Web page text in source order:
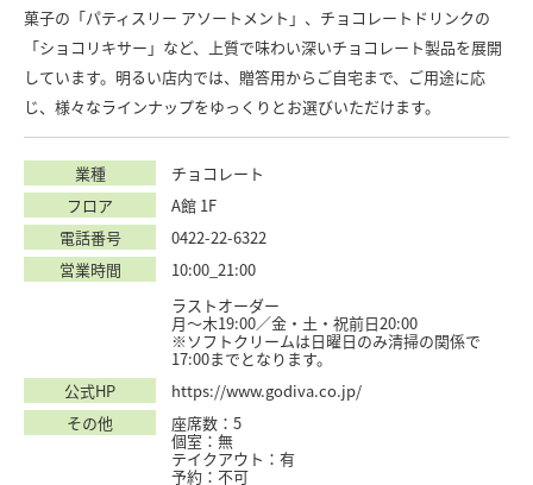
菓子の「パティスリー アソートメント」、チョコレートドリンクの
「ショコリキサー」など、上質で味わい深いチョコレート製品を展開
しています。明るい店内では、贈答用からご自宅まで、ご用途に応
じ、様々なラインナップをゆっくりとお選びいただけます。
業種
チョコレート
フロア
A館 1F
電話番号
0422-22-6322
営業時間
10:00_21:00
ラストオーダー
月〜木19:00／金・土・祝前日20:00
※ソフトクリームは日曜日のみ清掃の関係で
17:00までとなります。
公式HP
https://www.godiva.co.jp/
その他
座席数：5
個室：無
テイクアウト：有
予約：不可